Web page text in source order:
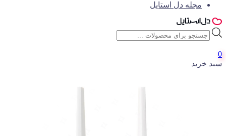
مجله دل استایل
جستجوی
محصولات
0
سبد خرید